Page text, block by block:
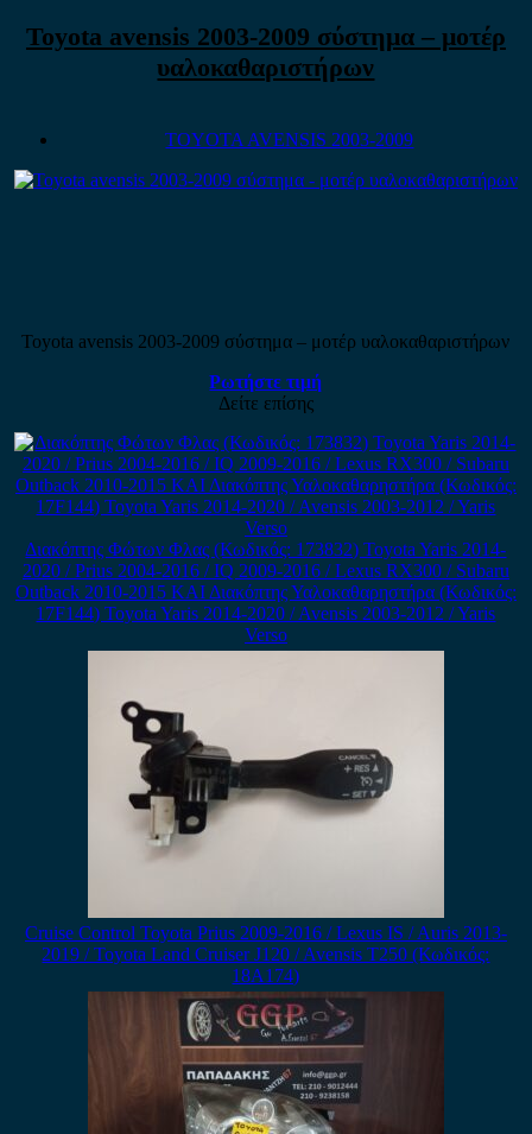
Toyota avensis 2003-2009 σύστημα – μοτέρ
υαλοκαθαριστήρων
TOYOTA AVENSIS 2003-2009
Toyota avensis 2003-2009 σύστημα – μοτέρ υαλοκαθαριστήρων
Ρωτήστε τιμή
Δείτε επίσης
Διακόπτης Φώτων Φλας (Κωδικός: 173832) Toyota Yaris 2014-
2020 / Prius 2004-2016 / IQ 2009-2016 / Lexus RX300 / Subaru
Outback 2010-2015 ΚΑΙ Διακόπτης Υαλοκαθαρηστήρα (Κωδικός:
17F144) Toyota Yaris 2014-2020 / Avensis 2003-2012 / Yaris
Verso
Cruise Control Toyota Prius 2009-2016 / Lexus IS / Auris 2013-
2019 / Toyota Land Cruiser J120 / Avensis T250 (Κωδικός:
18A174)